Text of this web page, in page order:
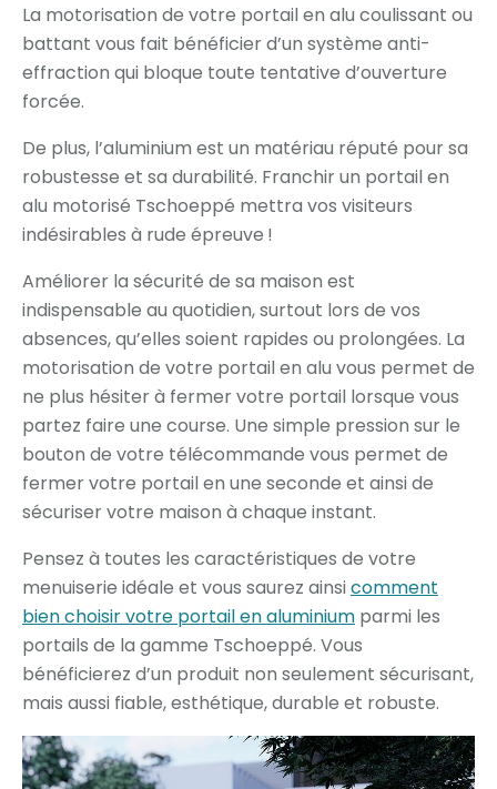
La motorisation de votre portail en alu coulissant ou
battant vous fait bénéficier d’un système anti-
effraction qui bloque toute tentative d’ouverture
forcée.
De plus, l’aluminium est un matériau réputé pour sa
robustesse et sa durabilité. Franchir un portail en
alu motorisé Tschoeppé mettra vos visiteurs
indésirables à rude épreuve !
Améliorer la sécurité de sa maison est
indispensable au quotidien, surtout lors de vos
absences, qu’elles soient rapides ou prolongées. La
motorisation de votre portail en alu vous permet de
ne plus hésiter à fermer votre portail lorsque vous
partez faire une course. Une simple pression sur le
bouton de votre télécommande vous permet de
fermer votre portail en une seconde et ainsi de
sécuriser votre maison à chaque instant.
Pensez à toutes les caractéristiques de votre
menuiserie idéale et vous saurez ainsicomment
bien choisir votre portail en aluminium parmi les
portails de la gamme Tschoeppé. Vous
bénéficierez d’un produit non seulement sécurisant,
mais aussi fiable, esthétique, durable et robuste.